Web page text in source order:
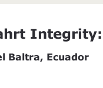
Baltra, Ecuador